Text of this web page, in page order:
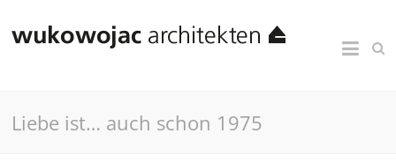
Liebe ist… auch schon 1975